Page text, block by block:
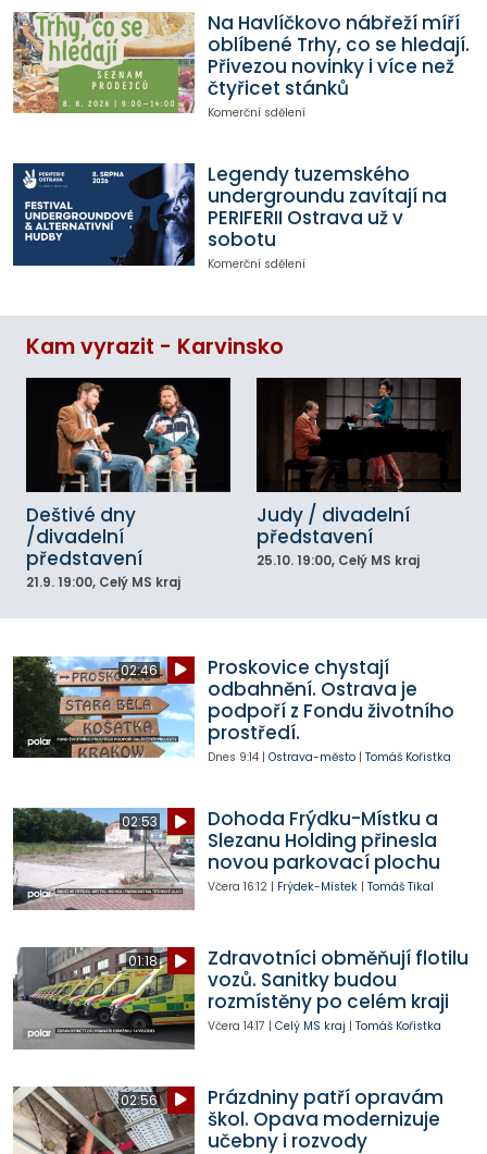
Na Havlíčkovo nábřeží míří
oblíbené Trhy, co se hledají.
Přivezou novinky i více než
čtyřicet stánků
Komerční sdělení
Legendy tuzemského
undergroundu zavítají na
PERIFERII Ostrava už v
sobotu
Komerční sdělení
Kam vyrazit - Karvinsko
Deštivé dny
/divadelní
představení
21.9. 19:00, Celý MS kraj
Judy / divadelní
představení
25.10. 19:00, Celý MS kraj
02:46
Proskovice chystají
odbahnění. Ostrava je
podpoří z Fondu životního
prostředí.
Dnes 9:14| Ostrava-město| Tomáš Kořistka
02:53
Dohoda Frýdku-Místku a
Slezanu Holding přinesla
novou parkovací plochu
Včera 16:12| Frýdek-Místek| Tomáš Tikal
01:18
Zdravotníci obměňují flotilu
vozů. Sanitky budou
rozmístěny po celém kraji
Včera 14:17 | Celý MS kraj | Tomáš Kořistka
02:56
Prázdniny patří opravám
škol. Opava modernizuje
učebny i rozvody